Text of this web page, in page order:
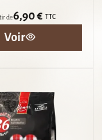
de6,90 € TTC
Voir